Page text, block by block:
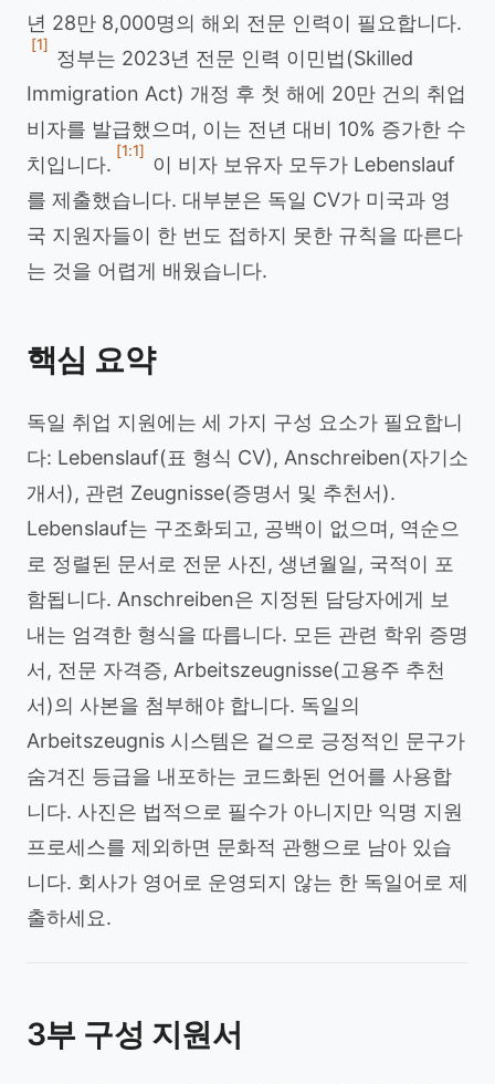
년 28만 8,000명의 해외 전문 인력이 필요합니다.
[1]
정부는 2023년 전문 인력 이민법(Skilled
Immigration Act) 개정 후 첫 해에 20만 건의 취업
비자를 발급했으며, 이는 전년 대비 10% 증가한 수
치입니다.
[1:1]
이 비자 보유자 모두가 Lebenslauf
를 제출했습니다. 대부분은 독일 CV가 미국과 영
국 지원자들이 한 번도 접하지 못한 규칙을 따른다
는 것을 어렵게 배웠습니다.
핵심 요약
독일 취업 지원에는 세 가지 구성 요소가 필요합니
다: Lebenslauf(표 형식 CV), Anschreiben(자기소
개서), 관련 Zeugnisse(증명서 및 추천서).
Lebenslauf는 구조화되고, 공백이 없으며, 역순으
로 정렬된 문서로 전문 사진, 생년월일, 국적이 포
함됩니다. Anschreiben은 지정된 담당자에게 보
내는 엄격한 형식을 따릅니다. 모든 관련 학위 증명
서, 전문 자격증, Arbeitszeugnisse(고용주 추천
서)의 사본을 첨부해야 합니다. 독일의
Arbeitszeugnis 시스템은 겉으로 긍정적인 문구가
숨겨진 등급을 내포하는 코드화된 언어를 사용합
니다. 사진은 법적으로 필수가 아니지만 익명 지원
프로세스를 제외하면 문화적 관행으로 남아 있습
니다. 회사가 영어로 운영되지 않는 한 독일어로 제
출하세요.
3부 구성 지원서